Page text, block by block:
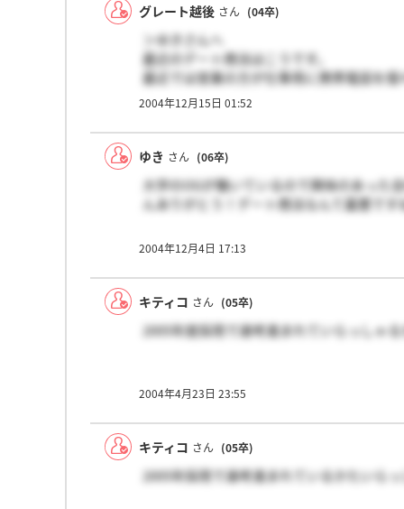
グレート越後 さん (04卒)
＞ゆきさんへ
最近のデート商法はこうです。
最近では営業の方が仕事用に携帯電話を
最初は会社の電話からアポをとり、そこ
とばかり、勘違いします。その後仲良く
2004年12月15日 01:52
ゆき さん (06卒)
大学のOGが働いているので興味のあった
んありがとう！デート商法なんて最悪です
2004年12月4日 17:13
キティコ さん (05卒)
2005年度採用で選考進まれていらっしゃ
2004年4月23日 23:55
キティコ さん (05卒)
2005年採用で選考進まれているかたいら